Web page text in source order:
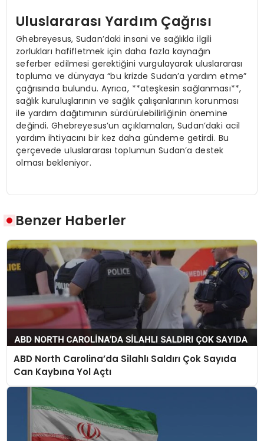
Uluslararası Yardım Çağrısı
Ghebreyesus, Sudan’daki insani ve sağlıkla ilgili
zorlukları hafifletmek için daha fazla kaynağın
seferber edilmesi gerektiğini vurgulayarak uluslararası
topluma ve dünyaya “bu krizde Sudan’a yardım etme”
çağrısında bulundu. Ayrıca, **ateşkesin sağlanması**,
sağlık kuruluşlarının ve sağlık çalışanlarının korunması
ile yardım dağıtımının sürdürülebilirliğinin önemine
değindi. Ghebreyesus’un açıklamaları, Sudan’daki acil
yardım ihtiyacını bir kez daha gündeme getirdi. Bu
çerçevede uluslararası toplumun Sudan’a destek
olması bekleniyor.
Benzer Haberler
ABD North Carolina’da Silahlı Saldırı Çok Sayıda
Can Kaybına Yol Açtı